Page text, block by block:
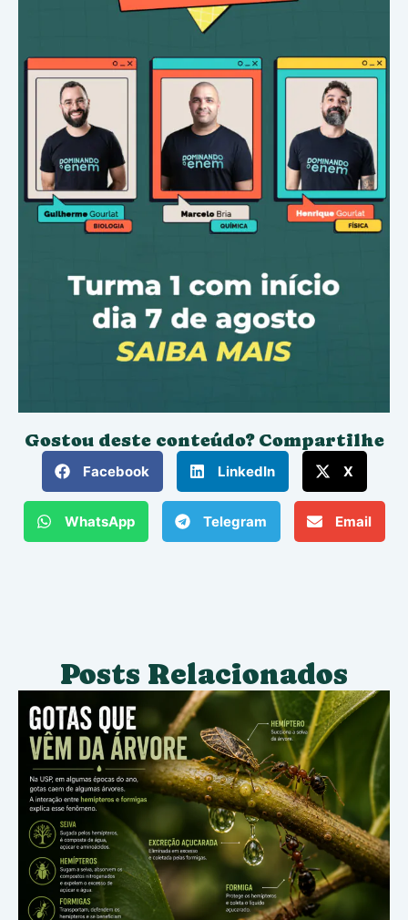
Gostou deste conteúdo? Compartilhe
Facebook LinkedIn X
WhatsApp Telegram Email
Posts Relacionados